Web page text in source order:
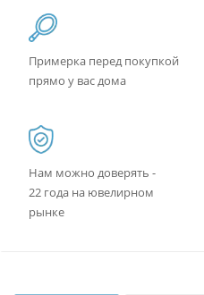
Примерка перед покупкой
прямо у вас дома
Нам можно доверять -
22 года на ювелирном
рынке